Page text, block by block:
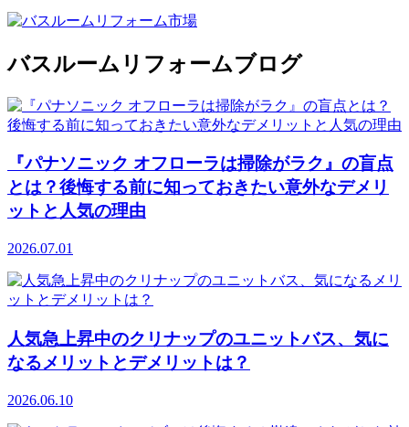
バスルームリフォームブログ
『パナソニック オフローラは掃除がラク』の盲点
とは？後悔する前に知っておきたい意外なデメリ
ットと人気の理由
2026.07.01
人気急上昇中のクリナップのユニットバス、気に
なるメリットとデメリットは？
2026.06.10